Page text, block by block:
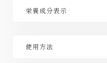
殺菌乳酸菌末/ゼラチン
栄養成分表示
ー8.8kcalたんぱく質0.44
使用方法